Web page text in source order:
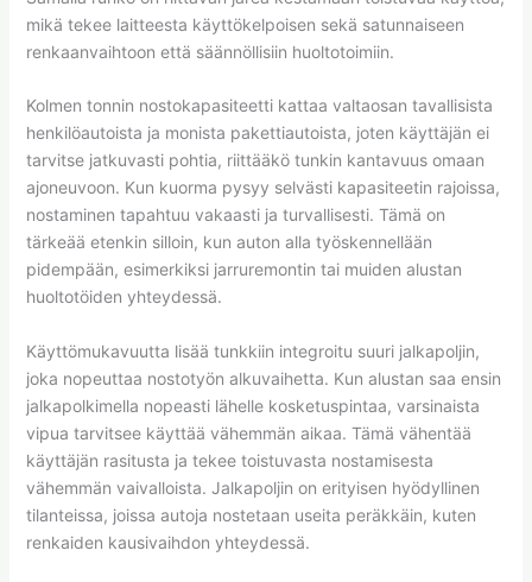
mikä tekee laitteesta käyttökelpoisen sekä satunnaiseen
renkaanvaihtoon että säännöllisiin huoltotoimiin.
Kolmen tonnin nostokapasiteetti kattaa valtaosan tavallisista
henkilöautoista ja monista pakettiautoista, joten käyttäjän ei
tarvitse jatkuvasti pohtia, riittääkö tunkin kantavuus omaan
ajoneuvoon. Kun kuorma pysyy selvästi kapasiteetin rajoissa,
nostaminen tapahtuu vakaasti ja turvallisesti. Tämä on
tärkeää etenkin silloin, kun auton alla työskennellään
pidempään, esimerkiksi jarruremontin tai muiden alustan
huoltotöiden yhteydessä.
Käyttömukavuutta lisää tunkkiin integroitu suuri jalkapoljin,
joka nopeuttaa nostotyön alkuvaihetta. Kun alustan saa ensin
jalkapolkimella nopeasti lähelle kosketuspintaa, varsinaista
vipua tarvitsee käyttää vähemmän aikaa. Tämä vähentää
käyttäjän rasitusta ja tekee toistuvasta nostamisesta
vähemmän vaivalloista. Jalkapoljin on erityisen hyödyllinen
tilanteissa, joissa autoja nostetaan useita peräkkäin, kuten
renkaiden kausivaihdon yhteydessä.